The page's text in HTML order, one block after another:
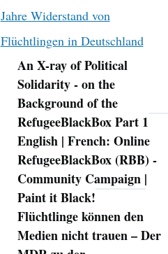
Jahre Widerstand von
Flüchtlingen in Deutschland
Navigation
An X-ray of Political
Solidarity - on the
Background of the
RefugeeBlackBox Part 1
English | French: Online
RefugeeBlackBox (RBB) -
Community Campaign |
Paint it Black!
Flüchtlinge können den
Medien nicht trauen – Der